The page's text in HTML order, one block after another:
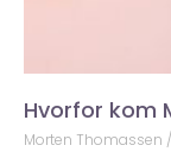
Hvorfor kom
Morten Thomassen